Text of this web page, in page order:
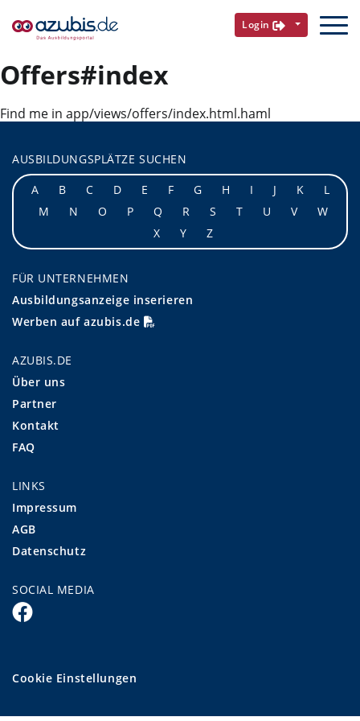
Login
Offers#index
Find me in app/views/offers/index.html.haml
AUSBILDUNGSPLÄTZE SUCHEN
A
B C D E F G H I J K
L
M
N O P Q R S T U V
W
X
Y Z
FÜR UNTERNEHMEN
Ausbildungsanzeige inserieren
Werben auf azubis.de
AZUBIS.DE
Über uns
Partner
Kontakt
FAQ
LINKS
Impressum
AGB
Datenschutz
SOCIAL MEDIA
Cookie Einstellungen